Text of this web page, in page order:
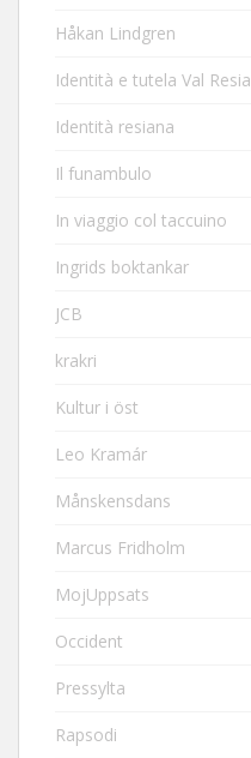
Håkan Lindgren
Identità e tutela Val Resia
Identità resiana
Il funambulo
In viaggio col taccuino
Ingrids boktankar
JCB
krakri
Kultur i öst
Leo Kramár
Månskensdans
Marcus Fridholm
MojUppsats
Occident
Pressylta
Rapsodi